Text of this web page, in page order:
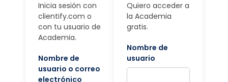
Inicia sesión con
clientify.com o
con tu usuario de
Academia.
Nombre de
usuario o correo
electrónico
Quiero acceder a
la Academia
gratis.
Nombre de
usuario